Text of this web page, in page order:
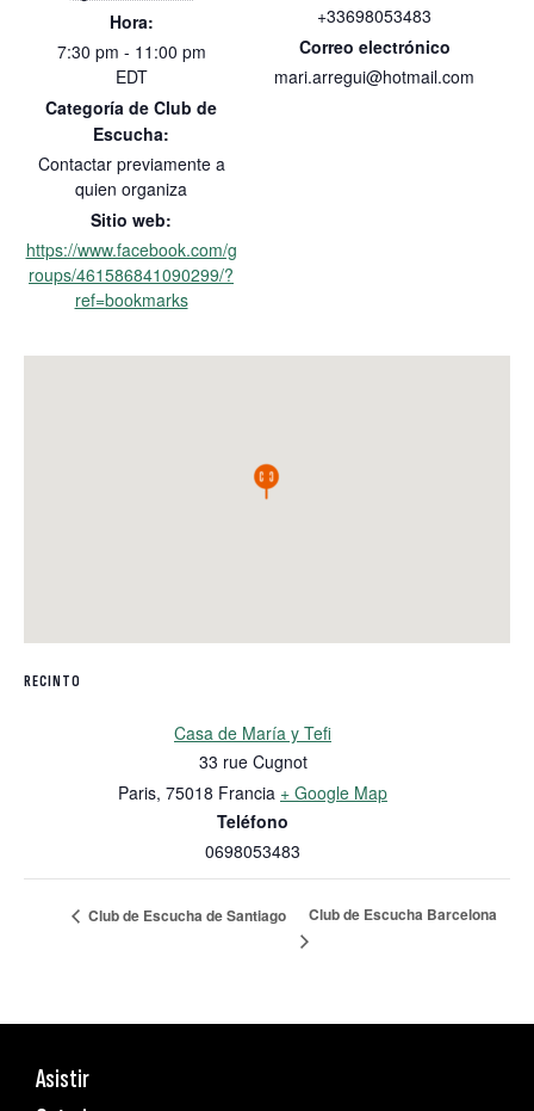
Hora:
7:30 pm - 11:00 pm
EDT
Categoría de Club de
Escucha:
Contactar previamente a
quien organiza
Sitio web:
https://www.facebook.com/g
roups/461586841090299/?
ref=bookmarks
+33698053483
Correo electrónico
mari.arregui@hotmail.com
RECINTO
Casa de María y Tefi
33 rue Cugnot
Paris, 75018 Francia + Google Map
Teléfono
0698053483
Club de Escucha de Santiago Club de Escucha Barcelona
Asistir